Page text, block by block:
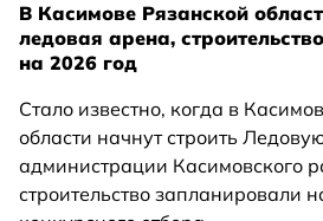
В Касимове Рязанской
ледовая арена,
на 2026 год
Стало известно, когда в
области начнут строить
администрации Касимовского
строительство запланировали